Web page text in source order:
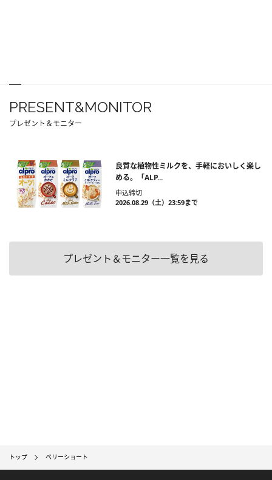
PRESENT&MONITOR
プレゼント＆モニター
良質な植物性ミルクを、手軽においしく楽し
める。「ALP...
申込締切
2026.08.29（土）23:59まで
プレゼント＆モニター一覧を見る
トップ ベリーショート